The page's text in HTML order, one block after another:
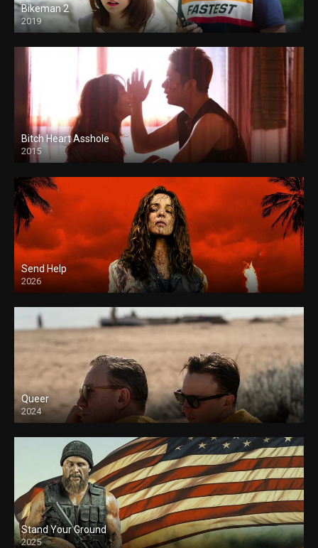
Bikeman 2
2019
Bitch Heart Asshole
2015
Send Help
2026
Queer
2024
Stand Your Ground
2025